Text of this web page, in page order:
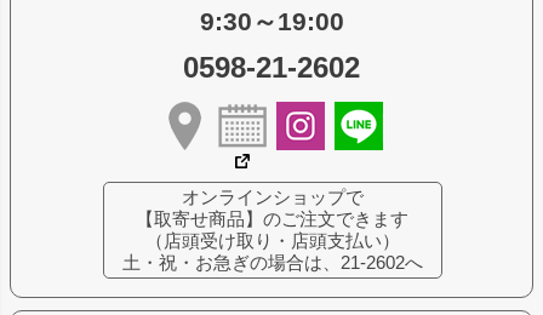
9:30～19:00
0598-21-2602
オンラインショップで
【取寄せ商品】のご注文できます
（店頭受け取り・店頭支払い）
土・祝・お急ぎの場合は、21-2602へ